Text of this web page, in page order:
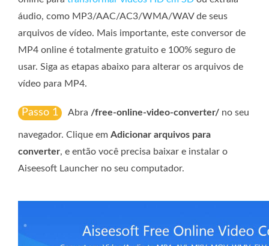
áudio, como MP3/AAC/AC3/WMA/WAV de seus
arquivos de vídeo. Mais importante, este conversor de
MP4 online é totalmente gratuito e 100% seguro de
usar. Siga as etapas abaixo para alterar os arquivos de
vídeo para MP4.
Passo 1 Abra /free-online-video-converter/ no seu
navegador. Clique em Adicionar arquivos para
converter, e então você precisa baixar e instalar o
Aiseesoft Launcher no seu computador.